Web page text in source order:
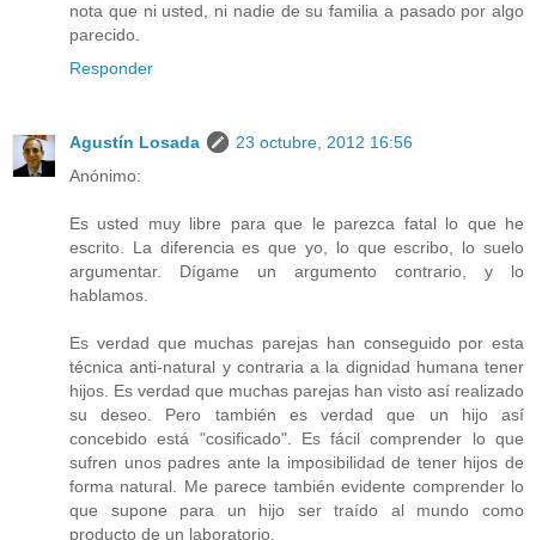
nota que ni usted, ni nadie de su familia a pasado por algo
parecido.
Responder
Agustín Losada
23 octubre, 2012 16:56
Anónimo:
Es usted muy libre para que le parezca fatal lo que he
escrito. La diferencia es que yo, lo que escribo, lo suelo
argumentar. Dígame un argumento contrario, y lo
hablamos.
Es verdad que muchas parejas han conseguido por esta
técnica anti-natural y contraria a la dignidad humana tener
hijos. Es verdad que muchas parejas han visto así realizado
su deseo. Pero también es verdad que un hijo así
concebido está "cosificado". Es fácil comprender lo que
sufren unos padres ante la imposibilidad de tener hijos de
forma natural. Me parece también evidente comprender lo
que supone para un hijo ser traído al mundo como
producto de un laboratorio.